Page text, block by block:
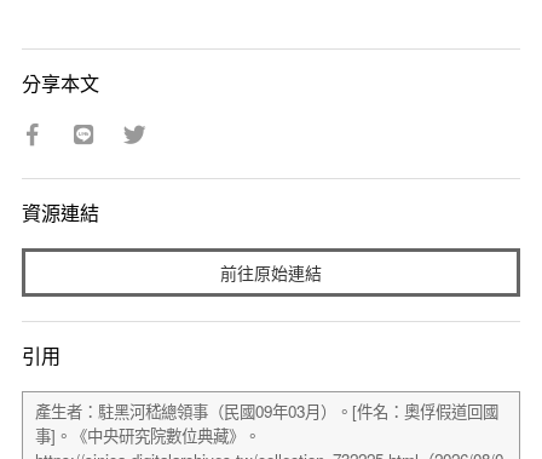
分享本文
資源連結
前往原始連結
引用